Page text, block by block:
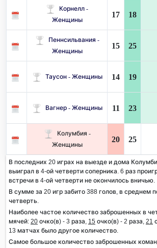
Корнелл -
Женщины
17 18
Пеннсильвания -
Женщины
15 25
Таусон - Женщины 14 19
Вагнер - Женщины 11 23
Колумбия -
Женщины
20 25
В последних 20 играх на выезде и дома
выиграл в 4-ой четверти соперника. 6 раз
встречи в 4-ой четверти не окончилось вничью.
В сумме за 20 игр забито 388 голов, в среднем
четверть.
Наиболее частое количество заброшенных в
мячей: 20 очко(в) - 3 раза, 15 очко(в) - 2 раза, 21
13 матчах было другое количество.
Самое большое количество заброшенных